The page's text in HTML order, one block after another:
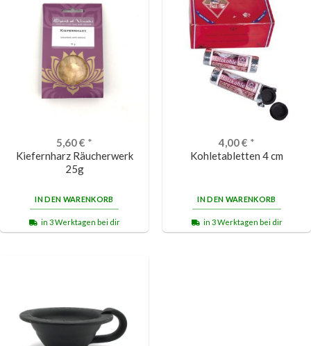
5,60€ *
Kiefernharz Räucherwerk
25g
IN DEN WARENKORB
in 3 Werktagen bei dir
4,00€ *
Kohletabletten 4 cm
IN DEN WARENKORB
in 3 Werktagen bei dir